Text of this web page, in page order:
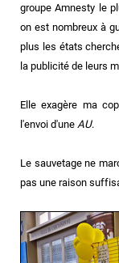
groupe Amnesty le
on est nombreux à
plus les états
la publicité de leurs
Elle exagère ma
l'envoi d'une AU.
Le sauvetage ne
pas une raison